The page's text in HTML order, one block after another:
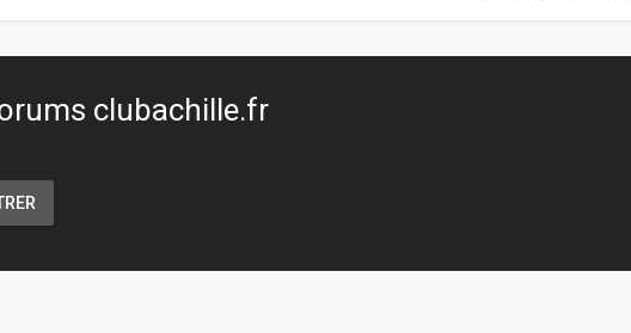
clubachille.fr